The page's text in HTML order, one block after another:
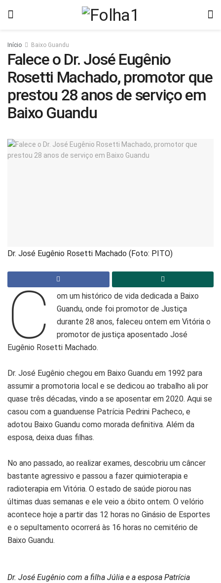
Início Baixo Guandu
Falece o Dr. José Eugênio
Rosetti Machado, promotor que
prestou 28 anos de serviço em
Baixo Guandu
Dr. José Eugênio Rosetti Machado (Foto: PITO)
C
om um histórico de vida dedicada a Baixo
Guandu, onde foi promotor de Justiça
durante 28 anos, faleceu ontem em Vitória o
promotor de justiça aposentado José
Eugênio Rosetti Machado.
Dr. José Eugênio chegou em Baixo Guandu em 1992 para
assumir a promotoria local e se dedicou ao trabalho ali por
quase três décadas, vindo a se aposentar em 2020. Aqui se
casou com a guanduense Patrícia Pedrini Pacheco, e
adotou Baixo Guandu como morada definitiva. Além da
esposa, deixa duas filhas.
No ano passado, ao realizar exames, descobriu um câncer
bastante agressivo e passou a fazer quimioterapia e
radioterapia em Vitória. O estado de saúde piorou nas
últimas duas semanas e ele veio a óbito ontem. O velório
acontece hoje a partir das 12 horas no Ginásio de Esportes
e o sepultamento ocorrerá às 16 horas no cemitério de
Baixo Guandu.
Dr. José Eugênio com a filha Júlia e a esposa Patrícia